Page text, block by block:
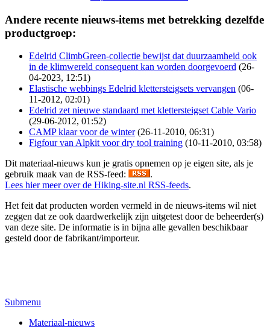
Andere recente nieuws-items met betrekking dezelfde
productgroep:
Edelrid ClimbGreen-collectie bewijst dat duurzaamheid ook
in de klimwereld consequent kan worden doorgevoerd (26-
04-2023, 12:51)
Elastische webbings Edelrid klettersteigsets vervangen (06-
11-2012, 02:01)
Edelrid zet nieuwe standaard met klettersteigset Cable Vario
(29-06-2012, 01:52)
CAMP klaar voor de winter (26-11-2010, 06:31)
Figfour van Alpkit voor dry tool training (10-11-2010, 03:58)
Dit materiaal-nieuws kun je gratis opnemen op je eigen site, als je
gebruik maak van de RSS-feed:
.
Lees hier meer over de Hiking-site.nl RSS-feeds.
Het feit dat producten worden vermeld in de nieuws-items wil niet
zeggen dat ze ook daardwerkelijk zijn uitgetest door de beheerder(s)
van deze site. De informatie is in bijna alle gevallen beschikbaar
gesteld door de fabrikant/importeur.
Submenu
Materiaal-nieuws